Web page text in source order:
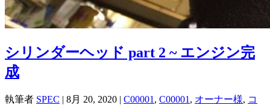
シリンダーヘッド part 2 ~ エンジン完
成
執筆者 SPEC | 8月 20, 2020 | C00001 , C00001 , オーナー様, コ